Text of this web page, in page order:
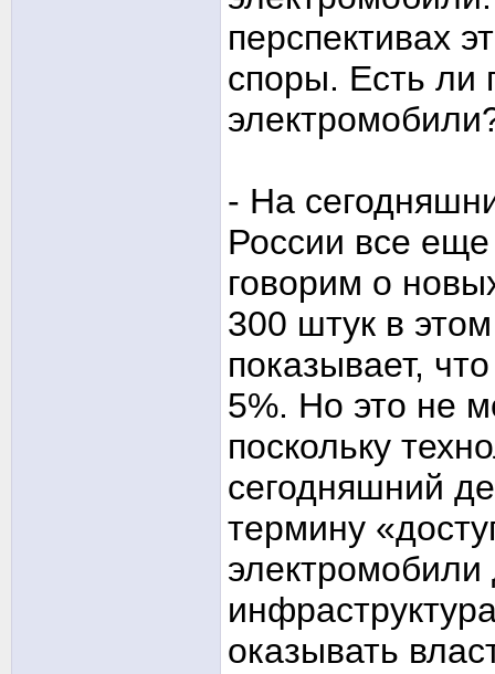
перспективах
споры. Есть ли
- На
России все
говорим о
300 штук в
показывает,
5%. Но это не
поскольку
сегодняшний
термину
оказывать